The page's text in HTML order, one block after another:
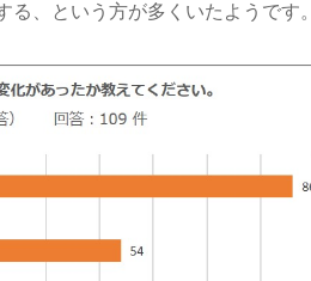
、という方が多くいたようです。